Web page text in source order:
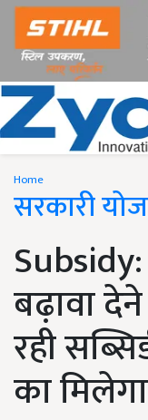
Home
सरकारी
बढ़ावा
रही
का